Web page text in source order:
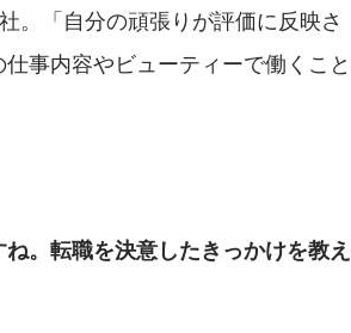
。「自分の頑張りが評価に反映さ
事内容やビューティーで働くこと
。転職を決意したきっかけを教え